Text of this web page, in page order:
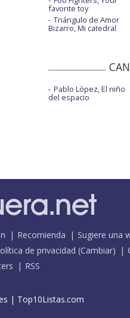
favorite toy
Triángulo de Amor
Bizarro, Mi catedral
Pablo López, El niño
del espacio
Recomienda
Sugiere una
de privacidad (Cambiar)
RSS
| Top10Listas.com